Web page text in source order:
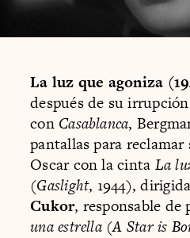
La luz que agoniza
después de su
con Casablanca,
pantallas para
Oscar con la cinta La
(Gaslight, 1944),
Cukor, responsable de
una estrella(A Star is